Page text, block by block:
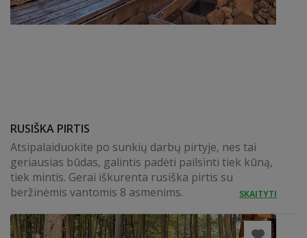
RUSIŠKA PIRTIS
Atsipalaiduokite po sunkių darbų pirtyje, nes tai
geriausias būdas, galintis padėti pailsinti tiek kūną,
tiek mintis. Gerai iškurenta rusiška pirtis su
beržinėmis vantomis 8 asmenims.
SKAITYTI